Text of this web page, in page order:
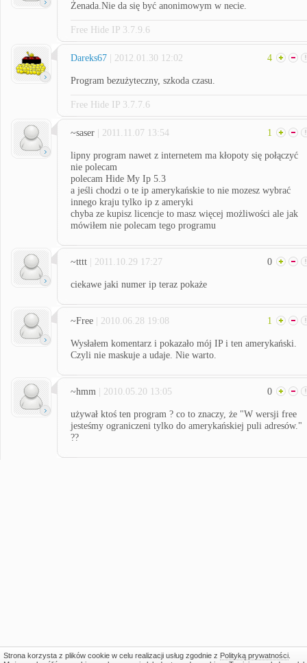
Żenada.Nie da się być anonimowym w necie.
Free Hide IP 3.7.9.6
Dareks67 | 2012.01.30 12:02 4
Program bezużyteczny, szkoda czasu.
Free Hide IP 3.7.7.6
~saser | 2011.11.07 13:54 1
lipny program nawet z internetem ma kłopoty się połączyć
nie polecam
polecam Hide My Ip 5.3
a jeśli chodzi o te ip amerykańskie to nie mozesz wybrać
innego kraju tylko ip z ameryki
chyba ze kupisz licencje to masz więcej możliwości ale jak
mówiłem nie polecam tego programu
~tttt | 2011.10.29 17:27 0
ciekawe jaki numer ip teraz pokaże
~Free | 2010.06.28 19:08 1
Wysłałem komentarz i pokazało mój IP i ten amerykański.
Czyli nie maskuje a udaje. Nie warto.
~hmm | 2010.05.20 13:05 0
używał ktoś ten program ? co to znaczy, że "W wersji free
jesteśmy ograniczeni tylko do amerykańskiej puli adresów."
??
Strona korzysta z plików cookie w celu realizacji usług zgodnie z Polityką prywatności.